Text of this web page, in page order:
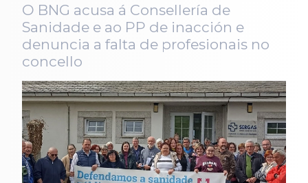
O BNG acusa á Consellería de
Sanidade e ao PP de inacción e
denuncia a falta de profesionais no
concello